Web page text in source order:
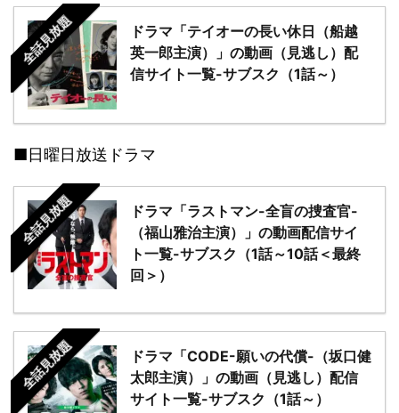
全話見放題
ドラマ「テイオーの長い休日（船越
英一郎主演）」の動画（見逃し）配
信サイト一覧-サブスク（1話～）
■日曜日放送ドラマ
全話見放題
ドラマ「ラストマン-全盲の捜査官-
（福山雅治主演）」の動画配信サイ
ト一覧-サブスク（1話～10話＜最終
回＞）
全話見放題
ドラマ「CODE-願いの代償-（坂口健
太郎主演）」の動画（見逃し）配信
サイト一覧-サブスク（1話～）